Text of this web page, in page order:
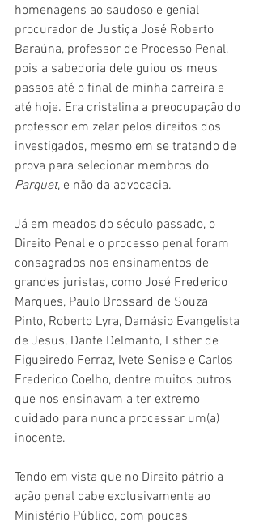
homenagens ao saudoso e genial
procurador de Justiça José Roberto
Baraúna, professor de Processo Penal,
pois a sabedoria dele guiou os meus
passos até o final de minha carreira e
até hoje. Era cristalina a preocupação do
professor em zelar pelos direitos dos
investigados, mesmo em se tratando de
prova para selecionar membros do
Parquet, e não da advocacia.
Já em meados do século passado, o
Direito Penal e o processo penal foram
consagrados nos ensinamentos de
grandes juristas, como José Frederico
Marques, Paulo Brossard de Souza
Pinto, Roberto Lyra, Damásio Evangelista
de Jesus, Dante Delmanto, Esther de
Figueiredo Ferraz, Ivete Senise e Carlos
Frederico Coelho, dentre muitos outros
que nos ensinavam a ter extremo
cuidado para nunca processar um(a)
inocente.
Tendo em vista que no Direito pátrio a
ação penal cabe exclusivamente ao
Ministério Público, com poucas